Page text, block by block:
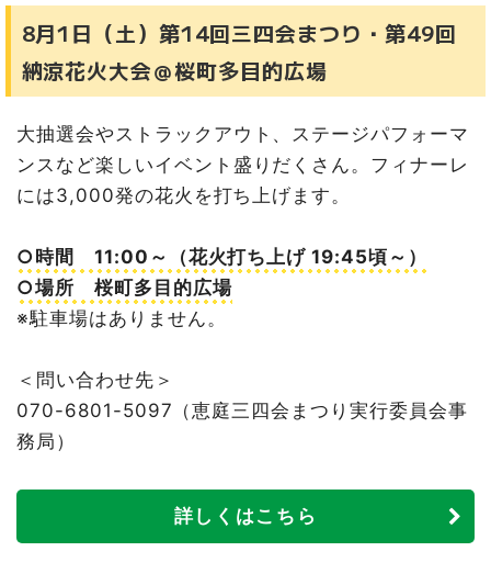
～＠航空自衛隊千歳基地
【昨年情報】9月7日（日）空と川のOUTDOOR*FESTIV
AL 2025＠グリーンベルト
【昨年情報】9月13日（土）14日（日）インディアン水車
まつり＠道の駅サーモンパーク千歳
9月20日（日）千歳市空港開港100年記念 市民パレード
＠中央大通・栄町7丁目交差点付近～
8月1日（土）第14回三四会まつり・第49回
納涼花火大会＠桜町多目的広場
大抽選会やストラックアウト、ステージパフォーマ
ンスなど楽しいイベント盛りだくさん。フィナーレ
には3,000発の花火を打ち上げます。
○時間 11:00～（花火打ち上げ 19:45頃～）
○場所 桜町多目的広場
※駐車場はありません。
＜問い合わせ先＞
070-6801-5097（恵庭三四会まつり実行委員会事
務局）
詳しくはこちら